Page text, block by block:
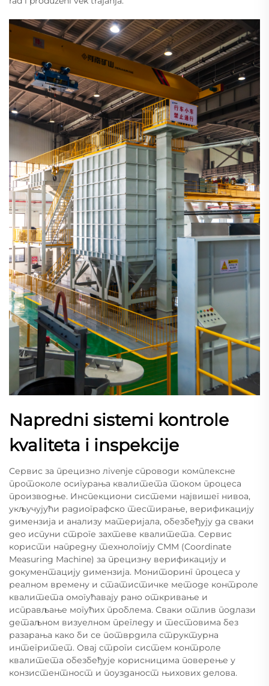
Napredni sistemi kontrole
kvaliteta i inspekcije
Сервис за прецизно лivenje спроводи комплексне
протоколе осигурања квалитета током процеса
производње. Инспекциони системи највишег нивоа,
укључујући радиографско тестирање, верификацију
димензија и анализу материјала, обезбеђују да сваки
део испуни строге захтеве квалитета. Сервис
користи напредну технологију CMM (Coordinate
Measuring Machine) за прецизну верификацију и
документацију димензија. Мониторинг процеса у
реалном времену и статистичке методе контроле
квалитета омогућавају рано откривање и
исправљање могућих проблема. Сваки отлив подлази
детаљном визуелном прегледу и тестовима без
разарања како би се потврдила структурна
интегритет. Овај строги систем контроле
квалитета обезбеђује корисницима поверење у
конзистентност и поузданост њихових делова.